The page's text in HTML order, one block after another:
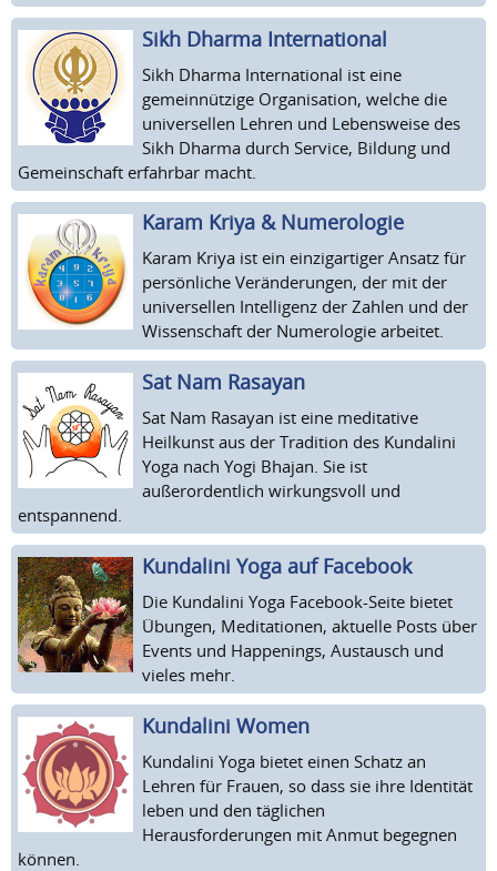
Sikh Dharma International
Sikh Dharma International ist eine
gemeinnützige Organisation, welche die
universellen Lehren und Lebensweise des
Sikh Dharma durch Service, Bildung und
Gemeinschaft erfahrbar macht.
Karam Kriya & Numerologie
Karam Kriya ist ein einzigartiger Ansatz für
persönliche Veränderungen, der mit der
universellen Intelligenz der Zahlen und der
Wissenschaft der Numerologie arbeitet.
Sat Nam Rasayan
Sat Nam Rasayan ist eine meditative
Heilkunst aus der Tradition des Kundalini
Yoga nach Yogi Bhajan. Sie ist
außerordentlich wirkungsvoll und
entspannend.
Kundalini Yoga auf Facebook
Die Kundalini Yoga Facebook-Seite bietet
Übungen, Meditationen, aktuelle Posts über
Events und Happenings, Austausch und
vieles mehr.
Kundalini Women
Kundalini Yoga bietet einen Schatz an
Lehren für Frauen, so dass sie ihre Identität
leben und den täglichen
Herausforderungen mit Anmut begegnen
können.